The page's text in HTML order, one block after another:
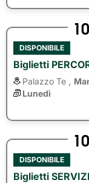
10
DISPONIBILE
Biglietti
Palazzo Te ,
Lunedì
10
DISPONIBILE
Biglietti